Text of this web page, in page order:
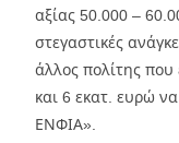
αξίας 50.000 –
στεγαστικές
άλλος πολίτης που
και 6 εκατ. ευρώ
ΕΝΦΙΑ».